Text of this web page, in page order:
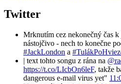
Twitter
Mrknutím cez nekonečný čas
nástojčivo - nech to konečne
#JackLondon a
| text tohto songu z rána na
https://t.co/LIcbOn6leF, takže
dangerous e-mail virus yet"